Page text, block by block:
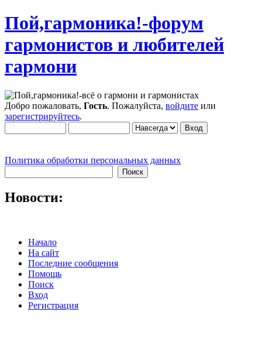
Пой,гармоника!-форум
гармонистов и любителей
гармони
Добро пожаловать, Гость. Пожалуйста, войдите или
зарегистрируйтесь.
Политика обработки персональных данных
Новости:
Начало
На сайт
Последние сообщения
Помощь
Поиск
Вход
Регистрация